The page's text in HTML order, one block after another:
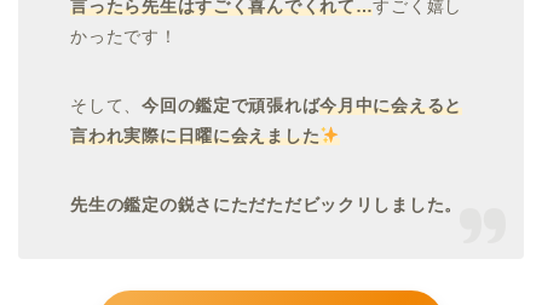
言ったら先生はすごく喜んでくれて…すごく嬉し
かったです！
そして、今回の鑑定で頑張れば今月中に会えると
言われ実際に日曜に会えました
先生の鑑定の鋭さにただただビックリしました。